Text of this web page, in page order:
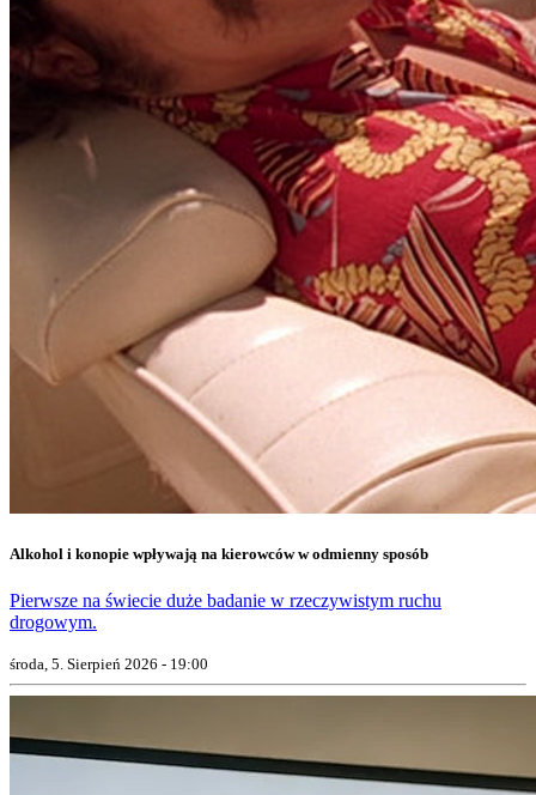
Alkohol i konopie wpływają na kierowców w odmienny sposób
Pierwsze na świecie duże badanie w rzeczywistym ruchu
drogowym.
środa, 5. Sierpień 2026 - 19:00